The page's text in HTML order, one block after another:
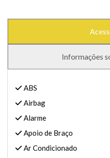
Informações
ABS
Airbag
Alarme
Apoio de Braço
Ar Condicionado